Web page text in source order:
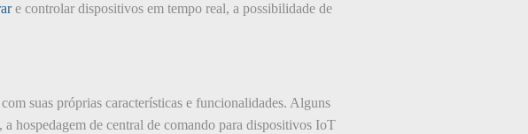
e controlar dispositivos em tempo real, a possibilidade de
suas próprias características e funcionalidades. Alguns
hospedagem de central de comando para dispositivos IoT